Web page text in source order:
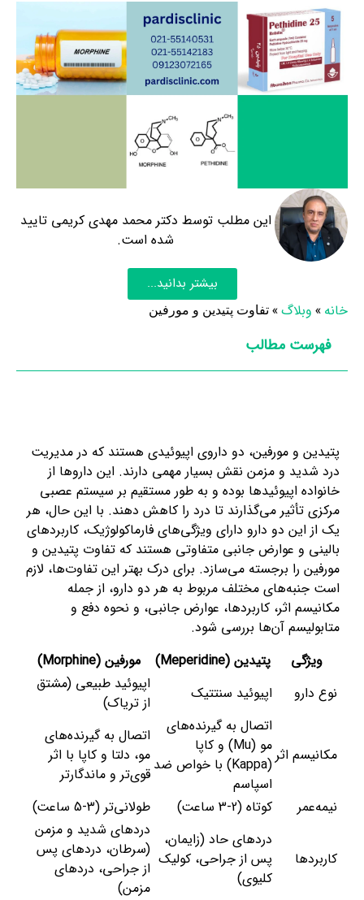
این مطلب توسط دکتر محمد مهدی کریمی تایید
شده است.
بیشتر بدانید...
خانه » وبلاگ»تفاوت پتیدین و مورفین
فهرست مطالب
پتیدین و مورفین، دو داروی اپیوئیدی هستند که در مدیریت
درد شدید و مزمن نقش بسیار مهمی دارند. این داروها از
خانواده اپیوئیدها بوده و به طور مستقیم بر سیستم عصبی
مرکزی تأثیر می‌گذارند تا درد را کاهش دهند. با این حال، هر
یک از این دو دارو دارای ویژگی‌های فارماکولوژیک، کاربردهای
بالینی و عوارض جانبی متفاوتی هستند که تفاوت پتیدین و
مورفین را برجسته می‌سازد. برای درک بهتر این تفاوت‌ها، لازم
است جنبه‌های مختلف مربوط به هر دو دارو، از جمله
مکانیسم اثر، کاربردها، عوارض جانبی، و نحوه دفع و
متابولیسم آن‌ها بررسی شود.
ویژگی
پتیدین (Meperidine)
مورفین (Morphine)
نوع دارو
اپیوئید سنتتیک
اپیوئید طبیعی (مشتق
از تریاک)
مکانیسم اثر
اتصال به گیرنده‌های
مو (Mu) و کاپا
(Kappa) با خواص ضد
اسپاسم
اتصال به گیرنده‌های
مو، دلتا و کاپا با اثر
قوی‌تر و ماندگارتر
نیمه‌عمر
کوتاه (2-3 ساعت) طولانی‌تر (3-5 ساعت)
کاربردها
دردهای حاد (زایمان،
پس از جراحی، کولیک
کلیوی)
دردهای شدید و مزمن
(سرطان، دردهای پس
از جراحی، دردهای
مزمن)